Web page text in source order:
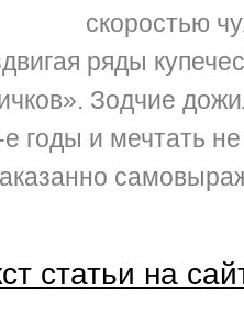
скоростью
ряды
Зодчие
годы и мечтать
статьи на